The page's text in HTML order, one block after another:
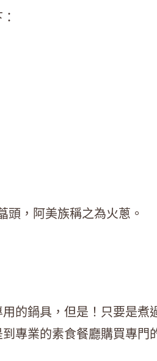
頭，阿美族稱之為火蔥。
的鍋具，但是！只要是煮
專業的素食餐廳購買專門